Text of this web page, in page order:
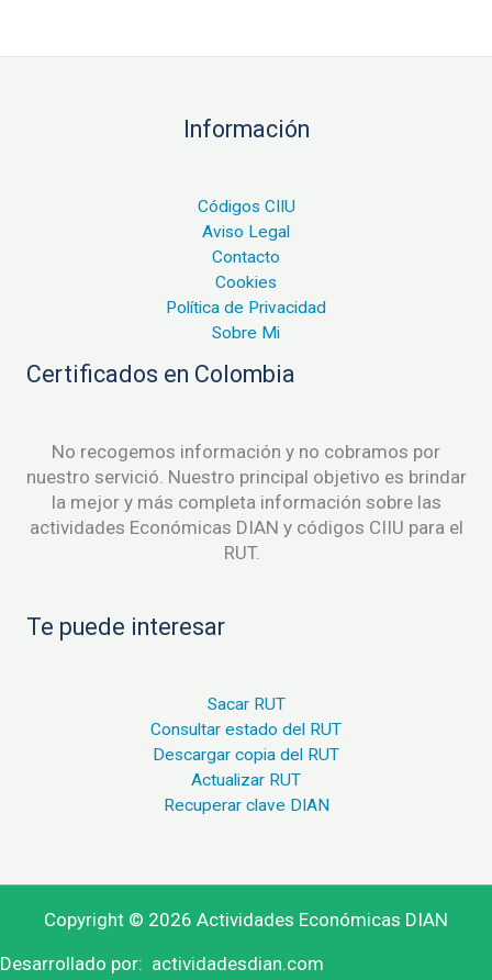
Información
Códigos CIIU
Aviso Legal
Contacto
Cookies
Política de Privacidad
Sobre Mi
Certificados en Colombia
No recogemos información y no cobramos por
nuestro servició. Nuestro principal objetivo es brindar
la mejor y más completa información sobre las
actividades Económicas DIAN y códigos CIIU para el
RUT.
Te puede interesar
Sacar RUT
Consultar estado del RUT
Descargar copia del RUT
Actualizar RUT
Recuperar clave DIAN
Copyright © 2026 Actividades Económicas DIAN
Desarrollado por: actividadesdian.com